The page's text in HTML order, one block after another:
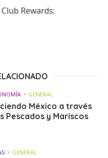
Rewards:
GENERAL
México a través
Pescados y Mariscos
GENERAL